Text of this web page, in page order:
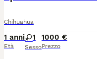
Chihuahua
1 anni
Età
1
Sesso
1000 €
Prezzo